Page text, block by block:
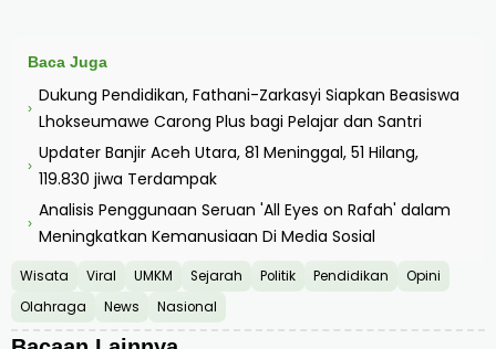
Baca Juga
›
Dukung Pendidikan, Fathani-Zarkasyi Siapkan Beasiswa
Lhokseumawe Carong Plus bagi Pelajar dan Santri
›
Updater Banjir Aceh Utara, 81 Meninggal, 51 Hilang,
119.830 jiwa Terdampak
›
Analisis Penggunaan Seruan 'All Eyes on Rafah' dalam
Meningkatkan Kemanusiaan Di Media Sosial
Wisata Viral UMKM Sejarah Politik Pendidikan
Opini
Olahraga
News Nasional